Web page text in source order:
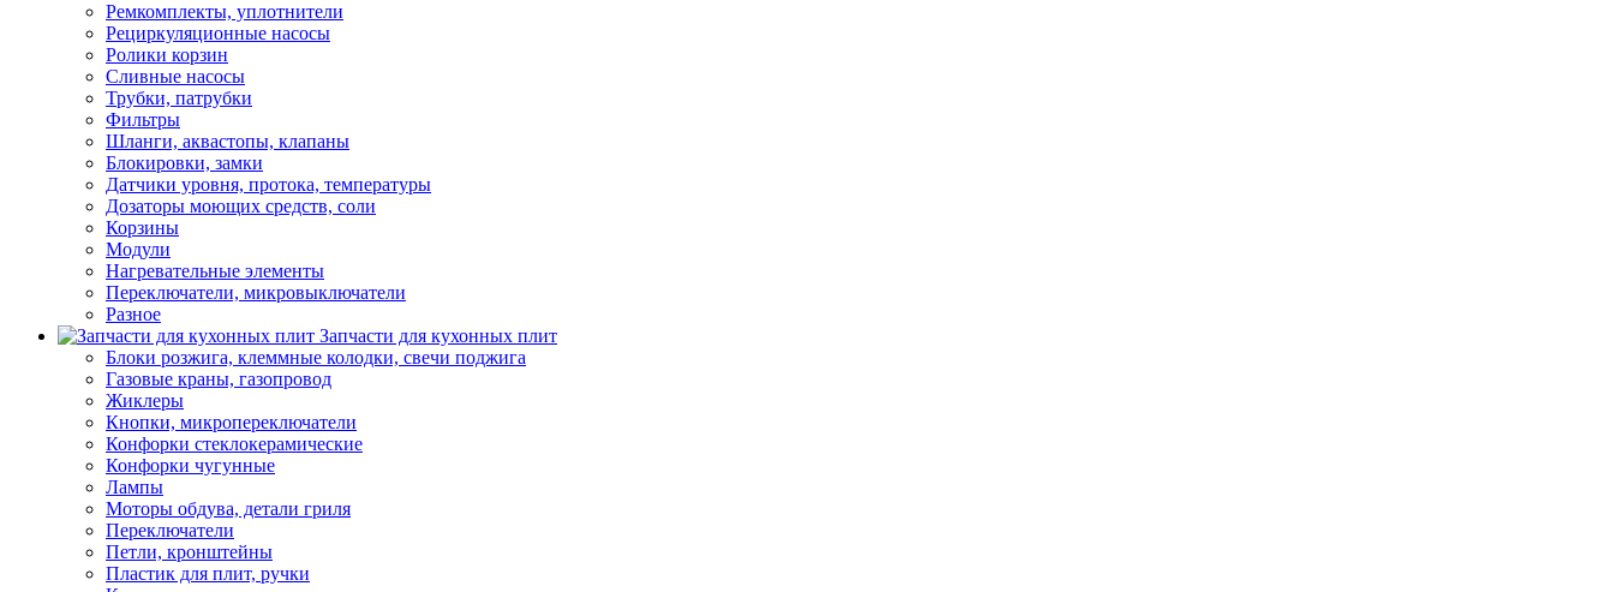
Ремкомплекты, уплотнители
Рециркуляционные насосы
Ролики корзин
Сливные насосы
Трубки, патрубки
Фильтры
Шланги, аквастопы, клапаны
Блокировки, замки
Датчики уровня, протока, температуры
Дозаторы моющих средств, соли
Корзины
Модули
Нагревательные элементы
Переключатели, микровыключатели
Разное
Запчасти для кухонных плит
Блоки розжига, клеммные колодки, свечи поджига
Газовые краны, газопровод
Жиклеры
Кнопки, микропереключатели
Конфорки стеклокерамические
Конфорки чугунные
Лампы
Моторы обдува, детали гриля
Переключатели
Петли, кронштейны
Пластик для плит, ручки